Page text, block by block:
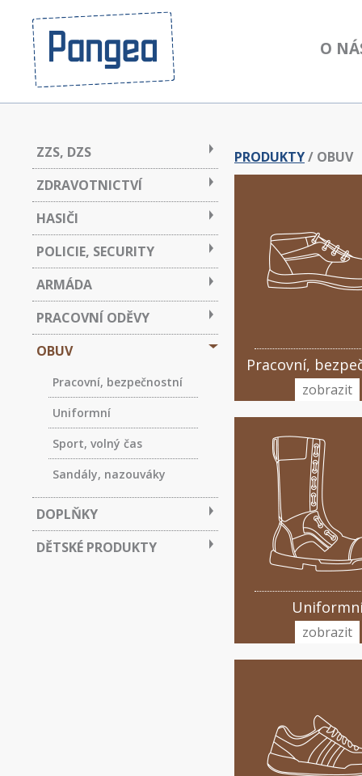
O
PRODUKTY/ OBUV
Pracovní,
zobrazit
zobrazit
ZZS, DZS
ZDRAVOTNICTVÍ
HASIČI
POLICIE, SECURITY
ARMÁDA
PRACOVNÍ ODĚVY
OBUV
Pracovní, bezpečnostní
Uniformní
Sport, volný čas
Sandály, nazouváky
DOPLŇKY
DĚTSKÉ PRODUKTY